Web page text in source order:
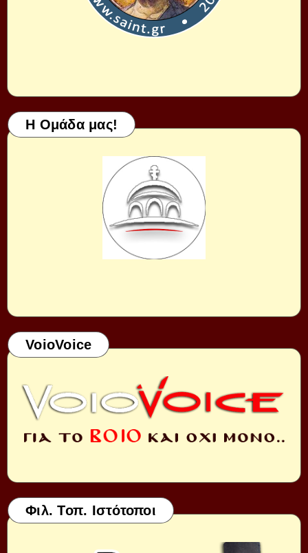
Η Ομάδα μας!
VoioVoice
Φιλ. Τοπ. Ιστότοποι